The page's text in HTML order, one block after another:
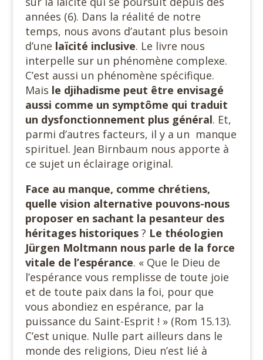
années (6). Dans la réalité de notre
temps, nous avons d’autant plus besoin
d’une laïcité inclusive. Le livre nous
interpelle sur un phénomène complexe.
C’est aussi un phénomène spécifique.
Mais le djihadisme peut être envisagé
aussi comme un symptôme qui traduit
un dysfonctionnement plus général. Et,
parmi d’autres facteurs, il y a un manque
spirituel. Jean Birnbaum nous apporte à
ce sujet un éclairage original.
Face au manque, comme chrétiens,
quelle vision alternative pouvons-nous
proposer en sachant la pesanteur des
héritages historiques? Le théologien
Jürgen Moltmann nous parle de la force
vitale de l’espérance. « Que le Dieu de
l’espérance vous remplisse de toute joie
et de toute paix dans la foi, pour que
vous abondiez en espérance, par la
puissance du Saint-Esprit ! » (Rom 15.13).
C’est unique. Nulle part ailleurs dans le
monde des religions, Dieu n’est lié à